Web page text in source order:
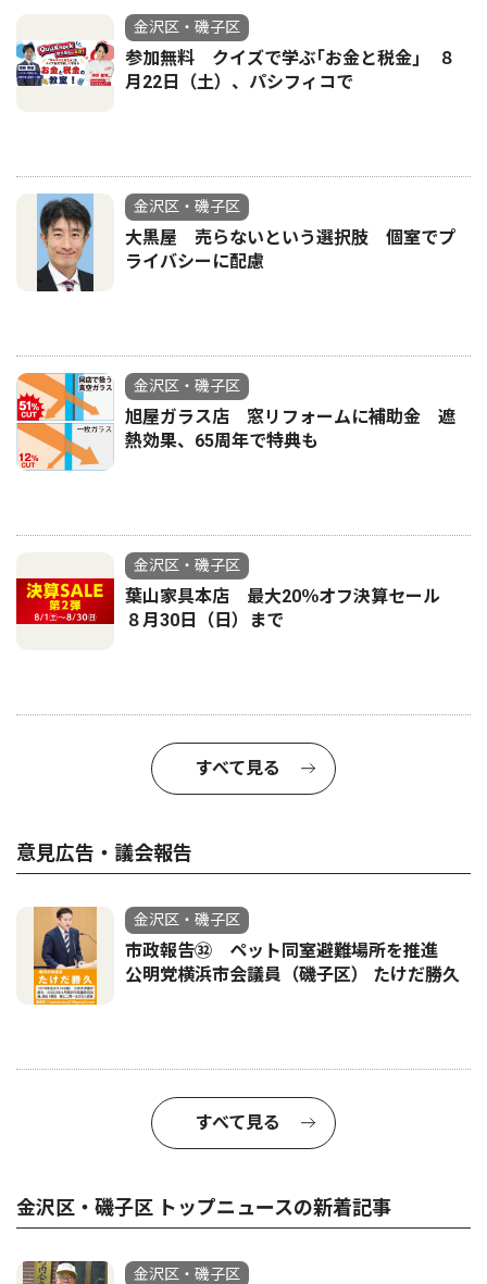
金沢区・磯子区
参加無料 クイズで学ぶ｢お金と税金｣ ８
月22日（土）、パシフィコで
金沢区・磯子区
大黒屋 売らないという選択肢 個室でプ
ライバシーに配慮
金沢区・磯子区
旭屋ガラス店 窓リフォームに補助金 遮
熱効果、65周年で特典も
金沢区・磯子区
葉山家具本店 最大20％オフ決算セール
８月30日（日）まで
すべて見る
意見広告・議会報告
金沢区・磯子区
市政報告㉜ ペット同室避難場所を推進
公明党横浜市会議員（磯子区） たけだ勝久
すべて見る
金沢区・磯子区 トップニュースの新着記事
金沢区・磯子区